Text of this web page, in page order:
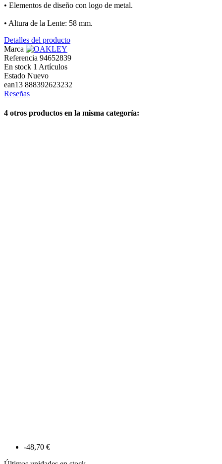
• Elementos de diseño con logo de metal.
• Altura de la Lente: 58 mm.
Detalles del producto
Marca
Referencia 94652839
En stock 1 Artículos
Estado Nuevo
ean13 888392623232
Reseñas
4 otros productos en la misma categoría:
-48,70 €